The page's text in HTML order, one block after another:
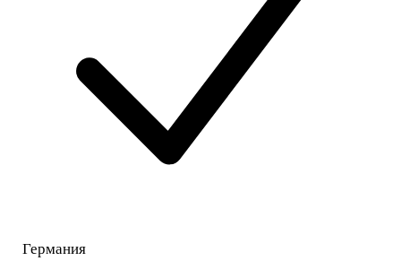
Германия